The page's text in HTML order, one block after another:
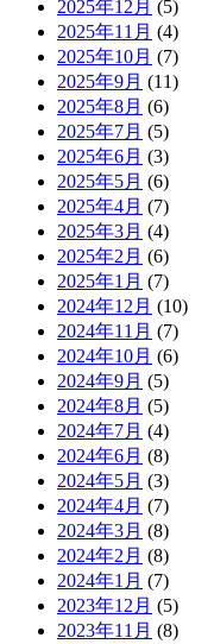
2025年12月 (5)
2025年11月 (4)
2025年10月 (7)
2025年9月 (11)
2025年8月 (6)
2025年7月 (5)
2025年6月 (3)
2025年5月 (6)
2025年4月 (7)
2025年3月 (4)
2025年2月 (6)
2025年1月 (7)
2024年12月 (10)
2024年11月 (7)
2024年10月 (6)
2024年9月 (5)
2024年8月 (5)
2024年7月 (4)
2024年6月 (8)
2024年5月 (3)
2024年4月 (7)
2024年3月 (8)
2024年2月 (8)
2024年1月 (7)
2023年12月 (5)
2023年11月 (8)